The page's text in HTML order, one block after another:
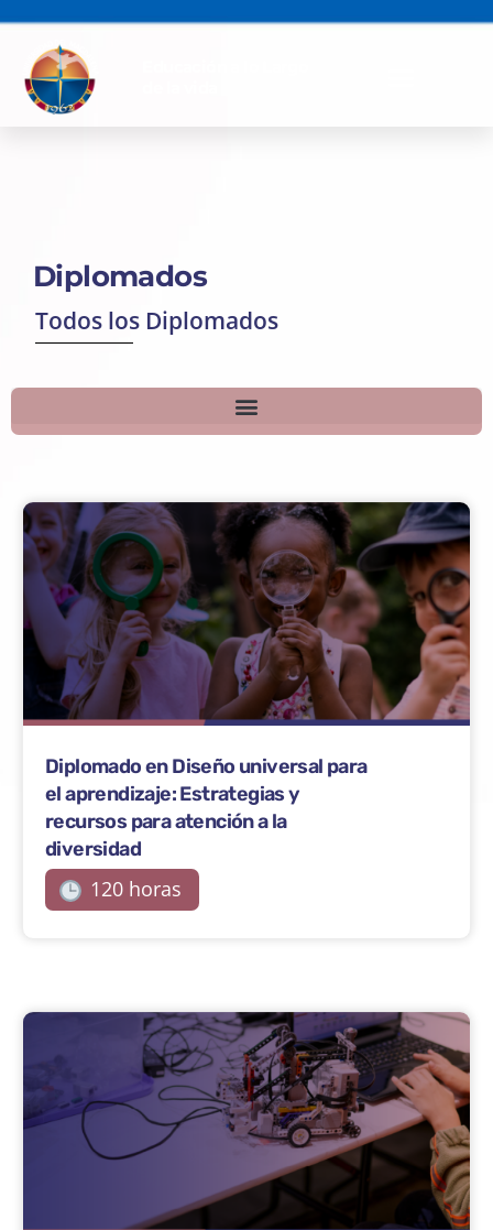
Diplomados
Todos los Diplomados
Diplomado en Diseño universal para
el aprendizaje: Estrategias y
recursos para atención a la
diversidad
120 horas